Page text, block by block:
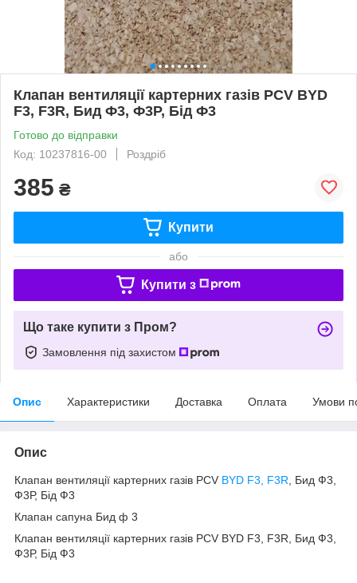
Клапан вентиляції картерних газів PCV BYD
F3, F3R, Бид Ф3, Ф3Р, Бід Ф3
Готово до відправки
Код: 10237816-00
Роздріб
385 ₴
Купити
або
Купити з
Що таке купити з Пром?
Замовлення під захистом
Опис Характеристики Доставка Оплата Умови
Опис
Клапан вентиляції картерних газів PCV BYD F3, F3R , Бид Ф3,
Ф3Р, Бід Ф3
Клапан сапуна Бид ф 3
Клапан вентиляції картерних газів PCV BYD F3, F3R, Бид Ф3,
Ф3Р, Бід Ф3